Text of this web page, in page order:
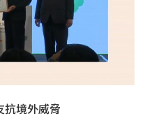
抗境外威脅